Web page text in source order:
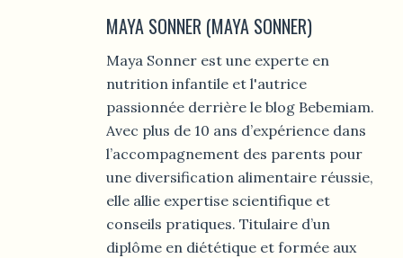
MAYA SONNER (MAYA SONNER)
Maya Sonner est une experte en
nutrition infantile et l'autrice
passionnée derrière le blog Bebemiam.
Avec plus de 10 ans d’expérience dans
l’accompagnement des parents pour
une diversification alimentaire réussie,
elle allie expertise scientifique et
conseils pratiques. Titulaire d’un
diplôme en diététique et formée aux